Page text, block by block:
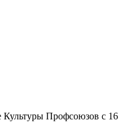
Культуры Профсоюзов с 16